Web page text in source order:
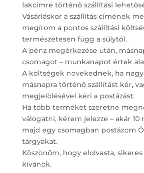
lakcímre történő szállítási
Vásárláskor a szállítás címének
megírom a pontos szállítási
természetesen függ a súlytól.
A pénz megérkezése után,
csomagot – munkanapot értek
A költségek növekednek, ha nagy
másnapra történő szállítást kér,
megjelölésével kéri a postázást.
Ha több terméket szeretne
válogatni, kérem jelezze – akár 10
majd egy csomagban postázom
tárgyakat.
Köszönöm, hogy elolvasta, sikeres
kívánok.